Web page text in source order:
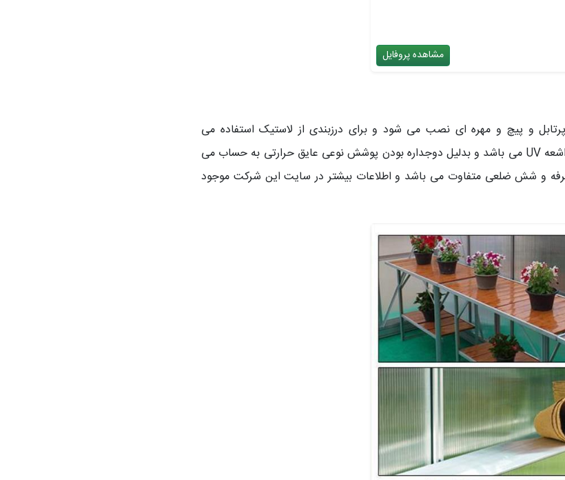
مشاهده پروفایل
و پیچ و مهره ای نصب می شود و برای درزبندی از لاستیک استفاده می
پوشش این گلخانه ها از جنس پلی کربنات بوده که مقاوم در برابر اشعه UV می باشد و بدلیل دوجداره بودن پوشش نوعی عایق حرارتی به حساب می
و شش ضلعی متفاوت می باشد و اطلاعات بیشتر در سایت این شرکت موجود